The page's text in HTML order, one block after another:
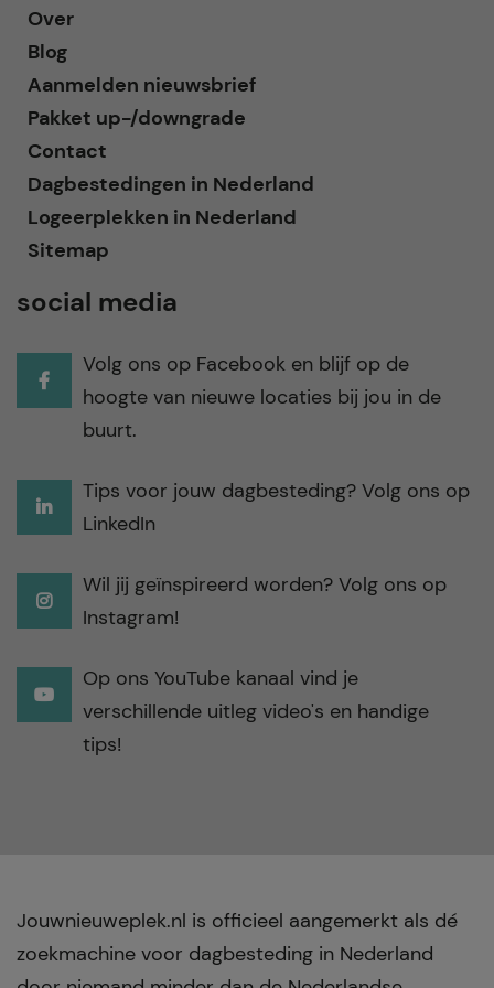
Over
Blog
Aanmelden nieuwsbrief
Pakket up-/downgrade
Contact
Dagbestedingen in Nederland
Logeerplekken in Nederland
Sitemap
social media
Volg ons op Facebook en blijf op de
hoogte van nieuwe locaties bij jou in de
buurt.
Tips voor jouw dagbesteding? Volg ons op
LinkedIn
Wil jij geïnspireerd worden? Volg ons op
Instagram!
Op ons YouTube kanaal vind je
verschillende uitleg video's en handige
tips!
Jouwnieuweplek.nl is officieel aangemerkt als dé
zoekmachine voor dagbesteding in Nederland